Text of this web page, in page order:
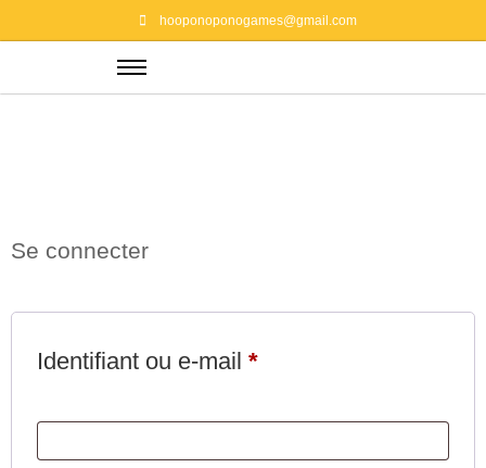
hooponoponogames@gmail.com
Mon compte
Se connecter
Identifiant ou e-mail *